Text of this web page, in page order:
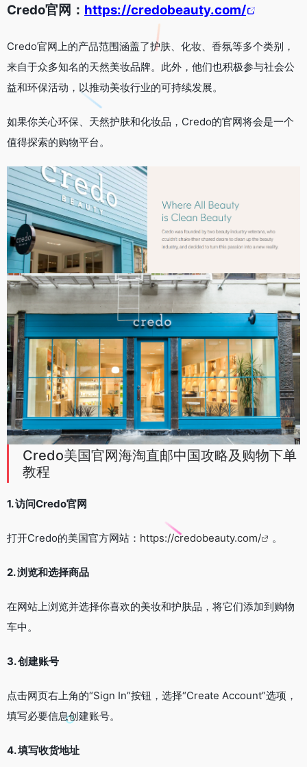
Credo官网： https://credobeauty.com/
Credo官网上的产品范围涵盖了护肤、化妆、香氛等多个类别，
来自于众多知名的天然美妆品牌。此外，他们也积极参与社会公
益和环保活动，以推动美妆行业的可持续发展。
如果你关心环保、天然护肤和化妆品，Credo的官网将会是一个
值得探索的购物平台。
Credo美国官网海淘直邮中国攻略及购物下单
教程
1. 访问Credo官网
打开Credo的美国官方网站： https://credobeauty.com/ 。
2. 浏览和选择商品
在网站上浏览并选择你喜欢的美妆和护肤品，将它们添加到购物
车中。
3. 创建账号
点击网页右上角的“Sign In”按钮，选择“Create Account”选项，
填写必要信息创建账号。
4. 填写收货地址